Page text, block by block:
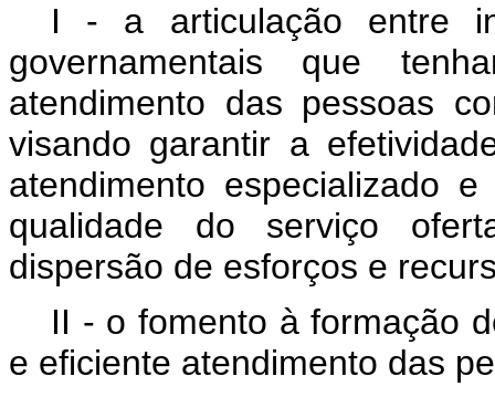
I - a articulação entre
governamentais que
atendimento das pessoas
visando garantir a
atendimento especializado
qualidade do serviço
dispersão de esforços e
II - o fomento à formação
e eficiente atendimento das